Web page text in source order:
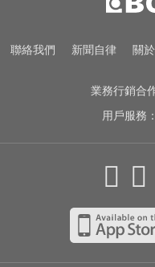
折斷掃把刺
緯創股利2度
聯絡我們 新聞自律 關
業務行銷合
用戶服務：